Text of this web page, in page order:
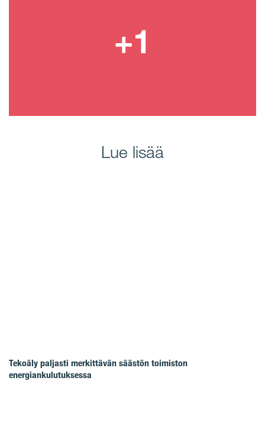
Lue lisää
Tekoäly paljasti merkittävän säästön toimiston
energiankulutuksessa